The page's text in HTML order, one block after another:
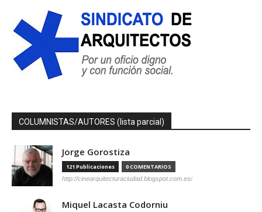
COLUMNISTAS/AUTORES (lista parcial)
Jorge Gorostiza
121 Publicaciones 0 COMENTARIOS
http://cinearquitecturaciudad.blogspot.com.es/
Miquel Lacasta Codorniu